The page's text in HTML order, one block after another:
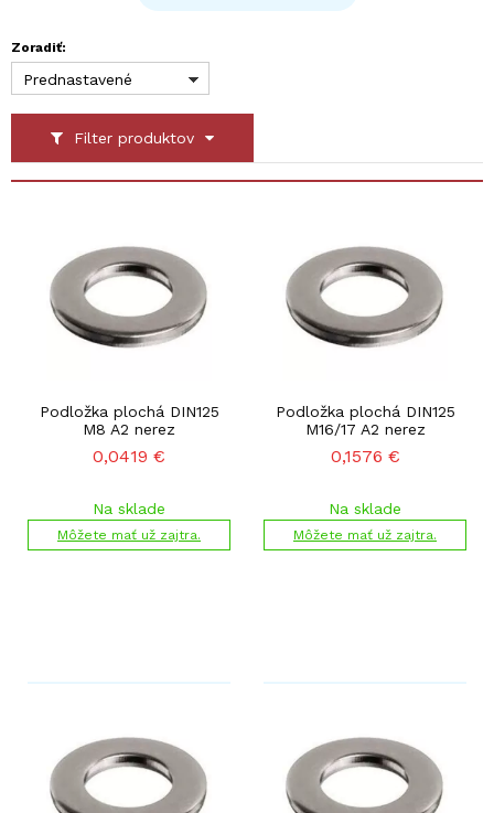
Filter produktov
Zoradiť:
Prednastavené
Podložka plochá DIN125
M8 A2 nerez
0,0419 €
Na sklade
Môžete mať už zajtra.
Podložka plochá DIN125
M16/17 A2 nerez
0,1576 €
Na sklade
Môžete mať už zajtra.